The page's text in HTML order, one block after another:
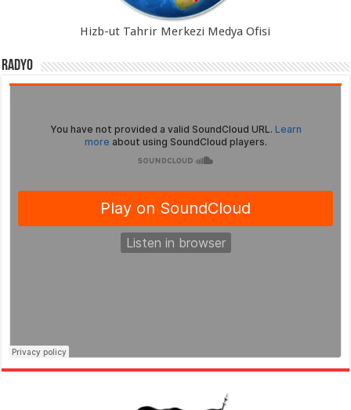
Hizb-ut Tahrir Merkezi Medya Ofisi
Radyo